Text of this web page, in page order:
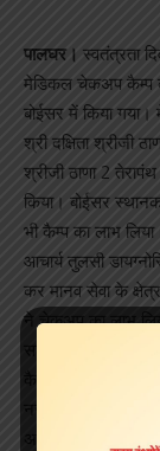
पालघर। स्वतंत्रता
मेडिकल चेकअप कैम्प
बोईसर में किया
श्री दक्षिता श्रीजी
श्रीजी ठाणा 2
किया। बोईसर स्थानक
भी कैम्प का लाभ
आचार्य तुलसी
कर मानव सेवा के
ने चेकअप का लाभ
सलाह का भी
कैम्प के सफल आयोजन
नजदीकी गांवों में
अध्यक्ष हितेश